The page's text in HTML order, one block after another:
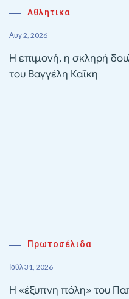
Αθλητικα
Αυγ 2, 2026
Η επιμονή, η σκληρή
του Βαγγέλη Καΐκη
Πρωτοσέλιδα
Ιούλ 31, 2026
Η «έξυπνη πόλη» του